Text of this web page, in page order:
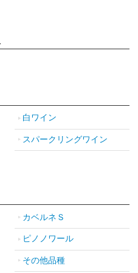
白ワイン
スパークリングワイン
カベルネＳ
ピノノワール
その他品種